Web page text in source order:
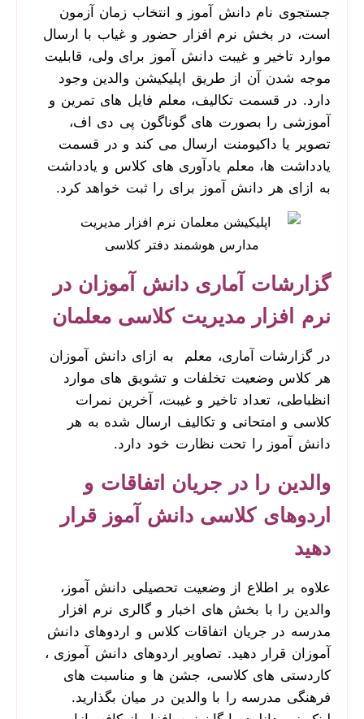
جستجوی نام دانش آموز و انتخاب زمان آزمون
است، در بخش نرم افزار حضور و غیاب با ارسال
موارد تاخیر و غیبت دانش آموز برای ولی، قابلیت
موجه شدن آن از طریق اپلیکیشن والدین وجود
دارد. در قسمت تکالیف، معلم فایل های تمرین و
آموزشی را بصورت های گوناگون پی دی اف،
تصویر یا داکیومنت ارسال می کند و در قسمت
یادداشت ها، معلم یادآوری های کلاس و یادداشت
به ازای هر دانش آموز برای را ثبت خواهد کرد.
گزارشات آماری دانش آموزان در
نرم افزار مدیریت کلاسی معلمان
در گزارشات آماری، معلم به ازای دانش آموزان
هر کلاس وضعیت تخلفات و تشویق های موارد
انظباطی، تعداد تاخیر و غیبت، آخرین نمرات
کلاسی و امتحانی و تکالیف ارسال شده به هر
دانش آموز را تحت نظارت خود دارد.
والدین را در جریان اتفاقات و
اردوهای کلاسی دانش آموز قرار
دهید
علاوه بر اطلاع از وضعیت تحصیلی دانش آموز،
والدین را با بخش های اخبار و گالری نرم افزار
مدرسه در جریان اتفاقات کلاس و اردوهای دانش
آموزان قرار دهید. تصاویر اردوهای دانش آموزی ،
کاردستی های کلاسی، جشن ها و مناسبت های
فرهنگی مدرسه را با والدین در میان بگذارید.